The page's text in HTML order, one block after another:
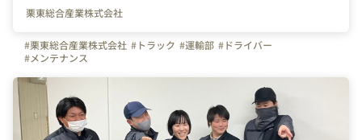
栗東総合産業株式会社
#栗東総合産業株式会社 #トラック #運輸部 #ドライバー
#メンテナンス